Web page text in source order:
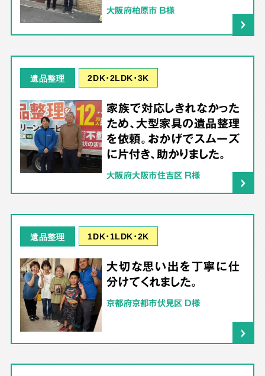
大阪府柏原市 B様
遺品整理 2DK･2LDK･3K
家族で対応しきれなかった
ため、大型家具の遺品整理
を依頼。おかげでスムーズ
に片付き、助かりました。
大阪府大阪市住吉区 R様
遺品整理 1DK･1LDK･2K
大切な思い出を丁寧に仕
分けてくれました。
京都府京都市伏見区 D様